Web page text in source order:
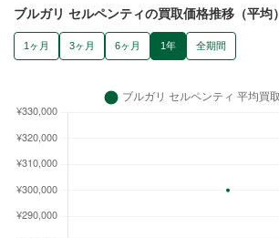
ブルガリ セルペンティの買取価格推移（平均）
1ヶ月 3ヶ月 6ヶ月 1年 全期間